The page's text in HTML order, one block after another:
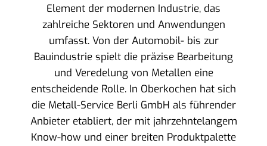
Element der modernen Industrie, das
zahlreiche Sektoren und Anwendungen
umfasst. Von der Automobil- bis zur
Bauindustrie spielt die präzise Bearbeitung
und Veredelung von Metallen eine
entscheidende Rolle. In Oberkochen hat sich
die Metall-Service Berli GmbH als führender
Anbieter etabliert, der mit jahrzehntelangem
Know-how und einer breiten Produktpalette